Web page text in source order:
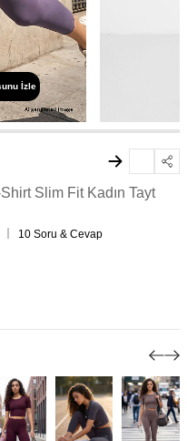
İzle
Slim Fit Kadın Tayt
10 Soru & Cevap